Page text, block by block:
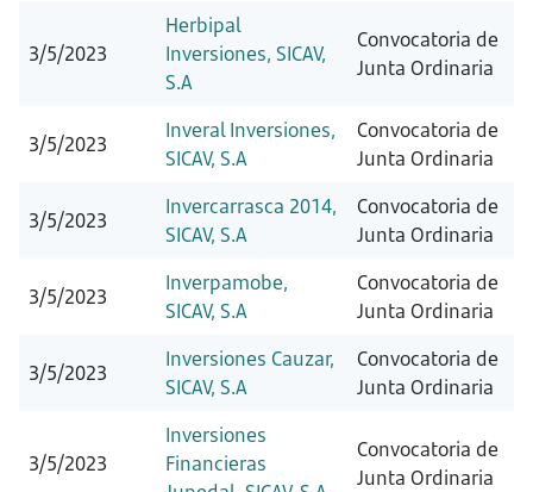
3/5/2023
Herbipal
Inversiones, SICAV,
S.A
Convocatoria de
Junta Ordinaria
3/5/2023
Inveral Inversiones,
SICAV, S.A
Convocatoria de
Junta Ordinaria
3/5/2023
Invercarrasca 2014,
SICAV, S.A
Convocatoria de
Junta Ordinaria
3/5/2023
Inverpamobe,
SICAV, S.A
Convocatoria de
Junta Ordinaria
3/5/2023
Inversiones Cauzar,
SICAV, S.A
Convocatoria de
Junta Ordinaria
3/5/2023
Inversiones
Financieras
Convocatoria de
Junta Ordinaria